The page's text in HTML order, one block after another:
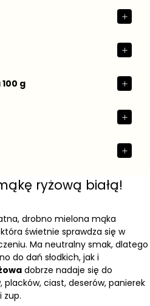
g
ryżową białą!
drobno mielona mąka
świetnie sprawdza się w
Ma neutralny smak, dlatego
do dań słodkich, jak i
dobrze nadaje się do
ciast, deserów, panierek
zup.